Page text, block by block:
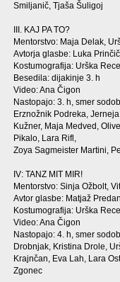
Smiljanič, Tjaša Šuligoj
III. KAJ PA TO?
Mentorstvo: Maja Delak,
Avtorja glasbe: Luka Prinčič
Kostumografija: Urška
Besedila: dijakinje 3. h
Video: Ana Čigon
Nastopajo: 3. h, smer
Erznožnik Podreka,
Kužner, Maja Medved,
Pikalo, Lara Rifl,
Zoya Sagmeister Martini,
IV: TANZ MIT MIR!
Mentorstvo: Sinja Ožbolt,
Avtor glasbe: Matjaž
Kostumografija: Urška
Video: Ana Čigon
Nastopajo: 4. h, smer
Drobnjak, Kristina Drole,
Krajnčan, Eva Lah, Lara
Zgonec